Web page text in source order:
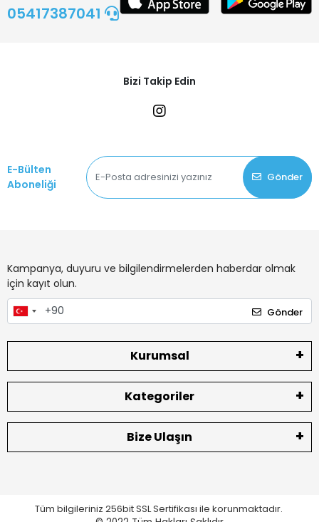
05417387041
Bizi Takip Edin
E-Bülten
Aboneliği
Gönder
Kampanya, duyuru ve bilgilendirmelerden haberdar olmak
için kayıt olun.
Gönder
Kurumsal
Kategoriler
Bize Ulaşın
Tüm bilgileriniz 256bit SSL Sertifikası ile korunmaktadır.